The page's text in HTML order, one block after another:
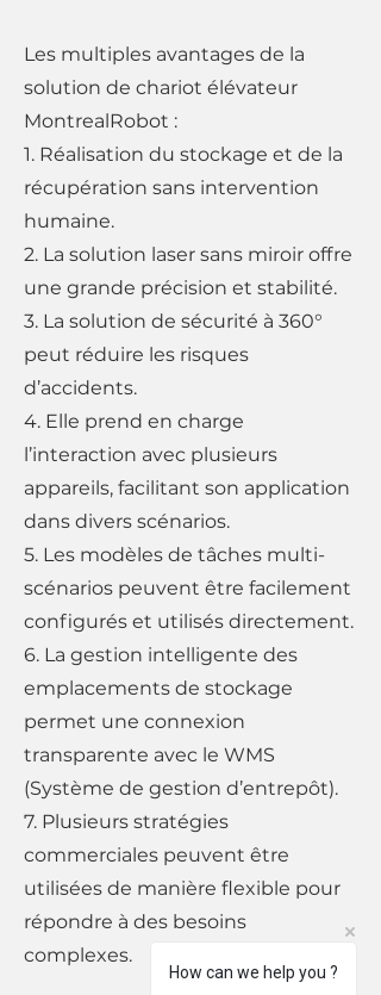
Les multiples avantages de la
solution de chariot élévateur
MontrealRobot :
1. Réalisation du stockage et de la
récupération sans intervention
humaine.
2. La solution laser sans miroir offre
une grande précision et stabilité.
3. La solution de sécurité à 360°
peut réduire les risques
d’accidents.
4. Elle prend en charge
l’interaction avec plusieurs
appareils, facilitant son application
dans divers scénarios.
5. Les modèles de tâches multi-
scénarios peuvent être facilement
configurés et utilisés directement.
6. La gestion intelligente des
emplacements de stockage
permet une connexion
transparente avec le WMS
(Système de gestion d’entrepôt).
7. Plusieurs stratégies
commerciales peuvent être
utilisées de manière flexible pour
répondre à des besoins
complexes.
How can we help you ?